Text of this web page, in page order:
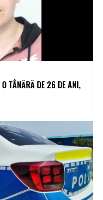
TÂNĂRĂ DE 26 DE ANI,